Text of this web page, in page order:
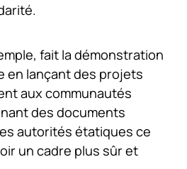
fait la démonstration
en lançant des projets
aux communautés
des documents
autorités étatiques ce
un cadre plus sûr et